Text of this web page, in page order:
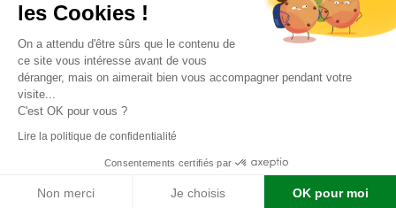
les Cookies !
On a attendu d'être sûrs que le contenu de
ce site vous intéresse avant de vous
déranger, mais on aimerait bien vous accompagner pendant votre
visite...
C'est OK pour vous ?
Lire la politique de confidentialité
Consentements certifiés par
Non merci Je choisis OK pour moi
| © Chasse Lozère |
Mentions légales
Confidentialité Cookies|Contact